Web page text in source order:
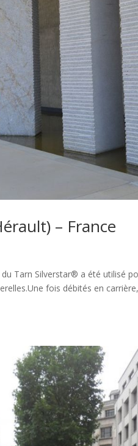
– France
Tarn Silverstar® a été utilisé
fois débités en